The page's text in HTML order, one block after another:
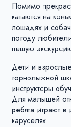
Помимо
катаются на
лошадях и
погоду
пешую
Дети и
горнолыжной
инструкторы
Для малышей
ребята играют в
каруселях.